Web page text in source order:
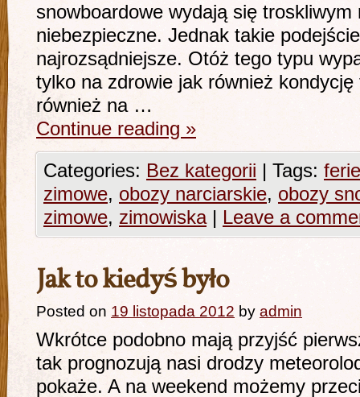
snowboardowe wydają się
niebezpieczne. Jednak takie
najrozsądniejsze. Otóż tego typu
tylko na zdrowie jak również
również na …
Continue reading »
Categories: Bez kategorii | Tags: ferie
zimowe, obozy narciarskie, obozy
zimowe, zimowiska | Leave a
Jak to kiedyś było
Posted on 19 listopada 2012 by admin
Wkrótce podobno mają przyjść
tak prognozują nasi drodzy
pokaże. A na weekend możemy